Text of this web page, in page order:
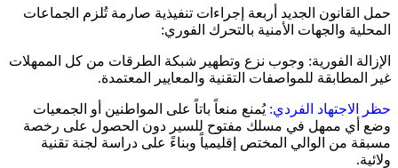
حمل القانون الجديد أربعة إجراءات تنفيذية صارمة تُلزم الجماعات
المحلية والجهات الأمنية بالتحرك الفوري:
الإزالة الفورية: وجوب نزع وتطهير شبكة الطرقات من كل الممهلات
غير المطابقة للمواصفات التقنية والمعايير المعتمدة.
حظر الاجتهاد الفردي: يُمنع منعاً باتاً على المواطنين أو الجمعيات
وضع أي ممهل في مسلك مفتوح للسير دون الحصول على رخصة
مسبقة من الوالي المختص إقليمياً وبناءً على دراسة لجنة تقنية
ولائية.